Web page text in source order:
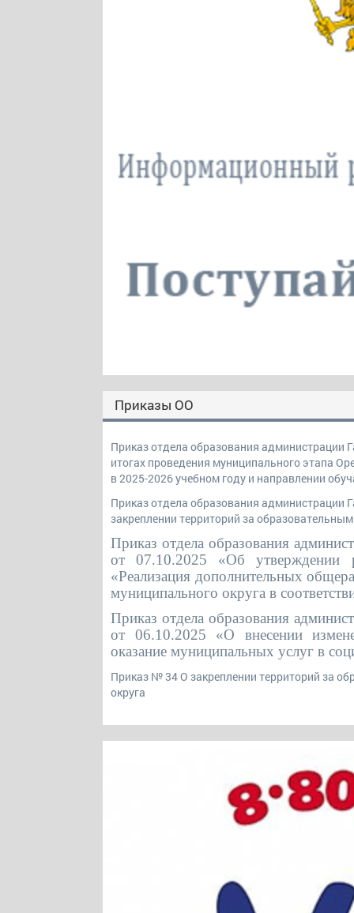
Приказы ОО
Приказ отдела образования администрации
итогах проведения муниципального этапа
в 2025-2026 учебном году и направлении
Приказ отдела образования администрации
закреплении территорий за
Приказ отдела образования
от 07.10.2025 «Об утверждении
«Реализация дополнительных
муниципального округа в
Приказ отдела образования
от 06.10.2025 «О внесении
оказание муниципальных услуг в
Приказ № 34 О закреплении территорий за
округа